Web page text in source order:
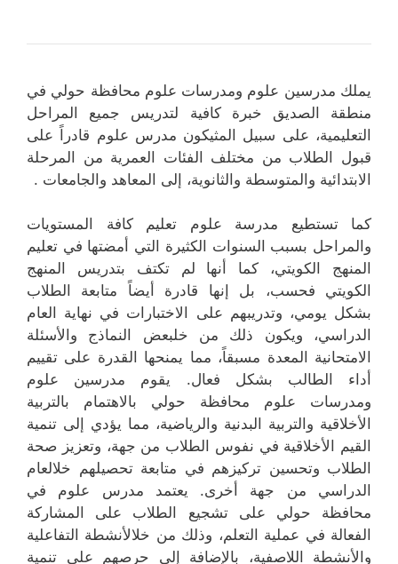
يملك مدرسين علوم ومدرسات علوم محافظة حولي في
منطقة الصديق خبرة كافية لتدريس جميع المراحل
التعليمية، على سبيل المثيكون مدرس علوم قادراً على
قبول الطلاب من مختلف الفئات العمرية من المرحلة
الابتدائية والمتوسطة والثانوية، إلى المعاهد والجامعات .
كما تستطيع مدرسة علوم تعليم كافة المستويات
والمراحل بسبب السنوات الكثيرة التي أمضتها في تعليم
المنهج الكويتي، كما أنها لم تكتف بتدريس المنهج
الكويتي فحسب، بل إنها قادرة أيضاً متابعة الطلاب
بشكل يومي، وتدريبهم على الاختبارات في نهاية العام
الدراسي، ويكون ذلك من خلبعض النماذج والأسئلة
الامتحانية المعدة مسبقاً، مما يمنحها القدرة على تقييم
أداء الطالب بشكل فعال. يقوم مدرسين علوم
ومدرسات علوم محافظة حولي بالاهتمام بالتربية
الأخلاقية والتربية البدنية والرياضية، مما يؤدي إلى تنمية
القيم الأخلاقية في نفوس الطلاب من جهة، وتعزيز صحة
الطلاب وتحسين تركيزهم في متابعة تحصيلهم خلالعام
الدراسي من جهة أخرى. يعتمد مدرس علوم في
محافظة حولي على تشجيع الطلاب على المشاركة
الفعالة في عملية التعلم، وذلك من خلالأنشطة التفاعلية
والأنشطة اللاصفية، بالإضافة إلى حرصهم على تنمية